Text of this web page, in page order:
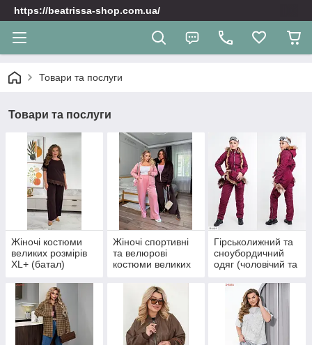
https://beatrissa-shop.com.ua/
Товари та послуги
Товари та послуги
Жіночі костюми
великих розмірів
XL+ (батал)
Жіночі спортивні
та велюрoві
костюми великих
Гірськолижний та
сноубордичний
одяг (чоловічий та